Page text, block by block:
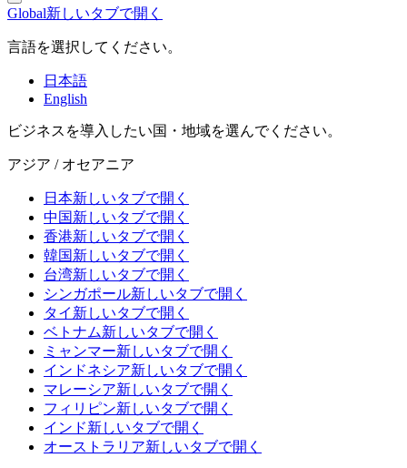
Global新しいタブで開く
言語を選択してください。
日本語
English
ビジネスを導入したい国・地域を選んでください。
アジア / オセアニア
日本新しいタブで開く
中国新しいタブで開く
香港新しいタブで開く
韓国新しいタブで開く
台湾新しいタブで開く
シンガポール新しいタブで開く
タイ 新しいタブで開く
ベトナム新しいタブで開く
ミャンマー新しいタブで開く
インドネシア新しいタブで開く
マレーシア新しいタブで開く
フィリピン新しいタブで開く
インド新しいタブで開く
オーストラリア新しいタブで開く